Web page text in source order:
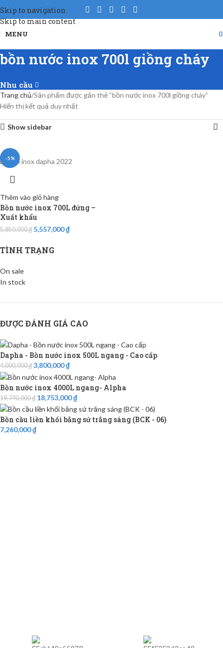
Skip to navigation
Skip to main content
MENU
bồn nước inox 700l giồng cháy
Nhu cầu
TÌNH TRẠNG
On sale
In stock
ĐƯỢC ĐÁNH GIÁ CAO
Dapha - Bồn nước inox 500L ngang - Cao cấp
4,000,000₫ 3,800,000₫
Bồn nước inox 4000L ngang- Alpha
19,740,000₫ 18,753,000₫
Bồn cầu liền khối bằng sứ trắng sáng (BCK - 06)
7,260,000₫
Trang chủ Sản phẩm được gắn thẻ “bồn nước inox 700l giồng cháy”
Hiển thị kết quả duy nhất
Show sidebar
-5%
Thêm vào giỏ hàng
Bồn nước inox 700L đứng –
Xuất khẩu
5,850,000₫ 5,557,000₫